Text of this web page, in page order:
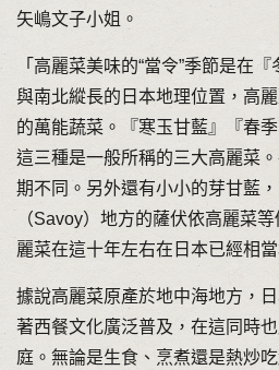
矢嶋文子小姐。
「高麗菜美味的“當令”季節是在
與南北縱長的日本地理位置，高
的萬能蔬菜。『寒玉甘藍』『春
這三種是一般所稱的三大高麗菜
期不同。另外還有小小的芽甘藍
（Savoy）地方的薩伏依高麗菜
麗菜在這十年左右在日本已經相當
據說高麗菜原產於地中海地方，
著西餐文化廣泛普及，在這同時
庭。無論是生食、烹煮還是熱炒